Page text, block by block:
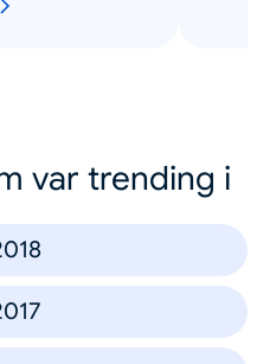
var trending i